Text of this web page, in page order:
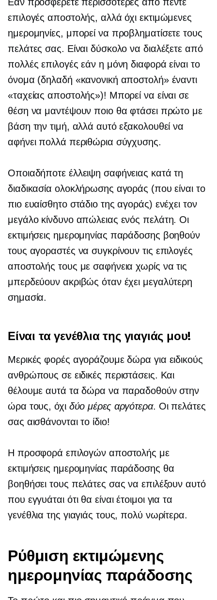
επιλογές αποστολής, αλλά όχι εκτιμώμενες
ημερομηνίες, μπορεί να προβληματίσετε τους
πελάτες σας. Είναι δύσκολο να διαλέξετε από
πολλές επιλογές εάν η μόνη διαφορά είναι το
όνομα (δηλαδή «κανονική αποστολή» έναντι
«ταχείας αποστολής»)! Μπορεί να είναι σε
θέση να μαντέψουν ποιο θα φτάσει πρώτο με
βάση την τιμή, αλλά αυτό εξακολουθεί να
αφήνει πολλά περιθώρια σύγχυσης.
Οποιαδήποτε έλλειψη σαφήνειας κατά τη
διαδικασία ολοκλήρωσης αγοράς (που είναι το
πιο ευαίσθητο στάδιο της αγοράς) ενέχει τον
μεγάλο κίνδυνο απώλειας ενός πελάτη. Οι
εκτιμήσεις ημερομηνίας παράδοσης βοηθούν
τους αγοραστές να συγκρίνουν τις επιλογές
αποστολής τους με σαφήνεια χωρίς να τις
μπερδεύουν ακριβώς όταν έχει μεγαλύτερη
σημασία.
Είναι τα γενέθλια της γιαγιάς μου!
Μερικές φορές αγοράζουμε δώρα για ειδικούς
ανθρώπους σε ειδικές περιστάσεις. Και
θέλουμε αυτά τα δώρα να παραδοθούν στην
ώρα τους, όχι δύο μέρες αργότερα. Οι πελάτες
σας αισθάνονται το ίδιο!
Η προσφορά επιλογών αποστολής με
εκτιμήσεις ημερομηνίας παράδοσης θα
βοηθήσει τους πελάτες σας να επιλέξουν αυτό
που εγγυάται ότι θα είναι έτοιμοι για τα
γενέθλια της γιαγιάς τους, πολύ νωρίτερα.
Ρύθμιση εκτιμώμενης
ημερομηνίας παράδοσης